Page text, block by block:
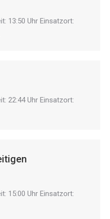
13:50 Uhr Einsatzort:
22:44 Uhr Einsatzort:
15:00 Uhr Einsatzort: